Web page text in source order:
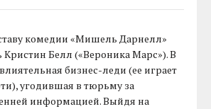
комедии «Мишель Дарнелл»
Кристин Белл («Вероника Марс»). В
бизнес-леди (ее играет
угодившая в тюрьму за
информацией. Выйдя на